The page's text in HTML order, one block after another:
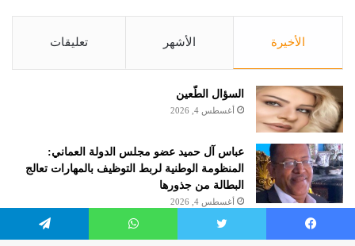
الأخيرة الأشهر تعليقات
السؤال الطّعين
أغسطس 4, 2026
عباس آل حميد عضو مجلس الدولة العماني:
المنظومة الوطنية لربط التوظيف بالمهارات تعالج
البطالة من جذورها
أغسطس 4, 2026
الروائية مريم هرموش.. كاتبة شهر أغسطس 2026
فيسبوك تويتر واتساب تيلقرام